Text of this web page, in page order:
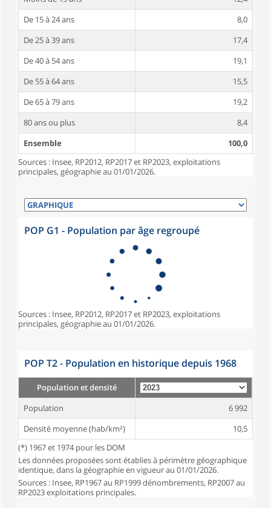
De 15 à 24 ans
8,0
De 25 à 39 ans
17,4
De 40 à 54 ans
19,1
De 55 à 64 ans
15,5
De 65 à 79 ans
19,2
80 ans ou plus
8,4
Ensemble
100,0
Sources : Insee, RP2012, RP2017 et RP2023, exploitations
principales, géographie au 01/01/2026.
POP G1 - Population par âge regroupé
Sources : Insee, RP2012, RP2017 et RP2023, exploitations
principales, géographie au 01/01/2026.
POP T2 - Population en historique depuis 1968
Population et densité
Population
6 992
Densité moyenne (hab/km²)
10,5
(*) 1967 et 1974 pour les DOM
Les données proposées sont établies à périmètre géographique
identique, dans la géographie en vigueur au 01/01/2026.
Sources : Insee, RP1967 au RP1999 dénombrements, RP2007 au
RP2023 exploitations principales.